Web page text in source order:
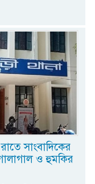
সাংবাদিকের
ও হুমকির